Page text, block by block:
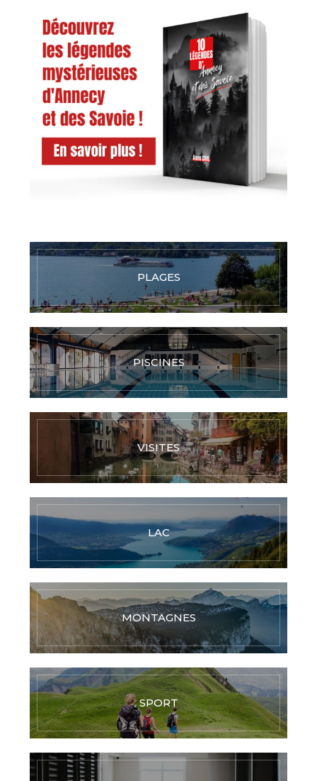
PLAGES
PISCINES
VISITES
LAC
MONTAGNES
SPORT